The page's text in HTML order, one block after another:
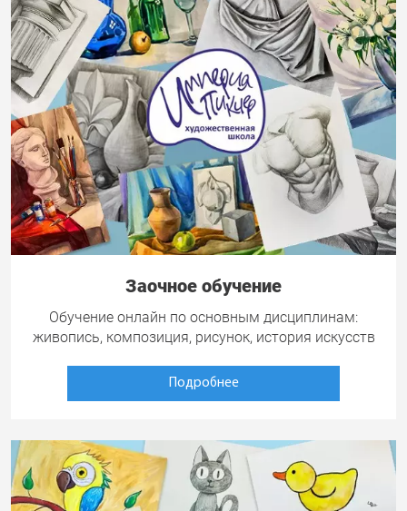
Заочное обучение
Обучение онлайн по основным дисциплинам:
живопись, композиция, рисунок, история искусств
Подробнее